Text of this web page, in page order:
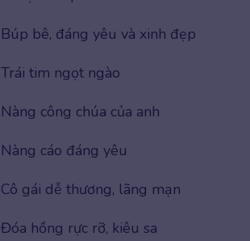
Búp bê, đáng yêu và xinh đẹp
Trái tim ngọt ngào
Nàng công chúa của anh
Nàng cáo đáng yêu
Cô gái dễ thương, lãng mạn
Đóa hồng rực rỡ, kiêu sa